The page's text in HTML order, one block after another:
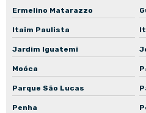
Reforma de motores elétricos
Reparo de bombas industriais
Assistência técnica de motores
Manutenção de motores para
Ermelino Matarazzo
Itaim Paulista
Jardim Iguatemi
Moóca
Parque São Lucas
Penha